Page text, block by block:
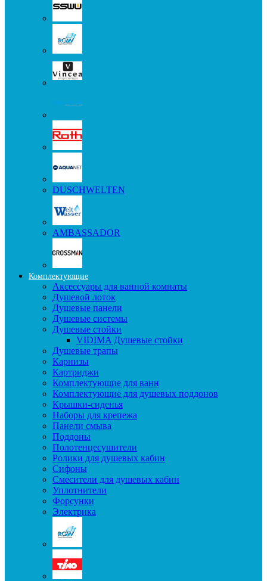
DUSCHWELTEN
AMBASSADOR
Комплектующие
Аксессуары для ванной комнаты
Душевой лоток
Душевые панели
Душевые системы
Душевые стойки
VIDIMA Душевые стойки
Душевые трапы
Карнизы
Картриджи
Комплектующие для ванн
Комплектующие для душевых поддонов
Крышки-сиденья
Наборы для крепежа
Панели смыва
Поддоны
Полотенцесушители
Ролики для душевых кабин
Сифоны
Смесители для душевых кабин
Уплотнители
Форсунки
Электрика